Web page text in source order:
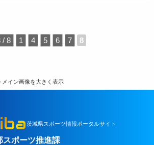
/ 8 1 4 5 6 7 8
メイン画像を大きく表示
茨城県スポーツ情報ポータルサイト
スポーツ推進課